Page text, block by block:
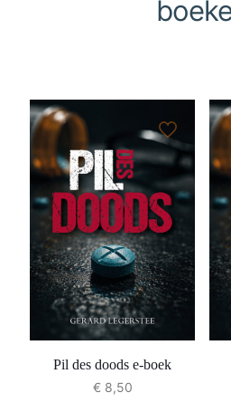
Pil des doods e-boek
€8,50